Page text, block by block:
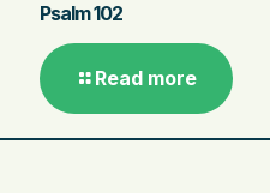
Psalm 102
Read more